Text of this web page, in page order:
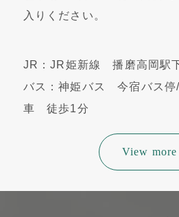
入りください。
JR：JR姫新線 播磨高岡駅
バス：神姫バス 今宿バス
車 徒歩1分
View more